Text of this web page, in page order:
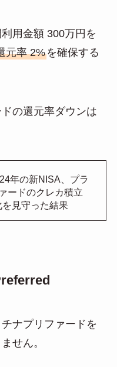
用金額 300万円を
元率 2%を確保する
の還元率ダウンは
年の新NISA、プラ
ードのクレカ積立
見守った結果
ナプリファードを
せん。